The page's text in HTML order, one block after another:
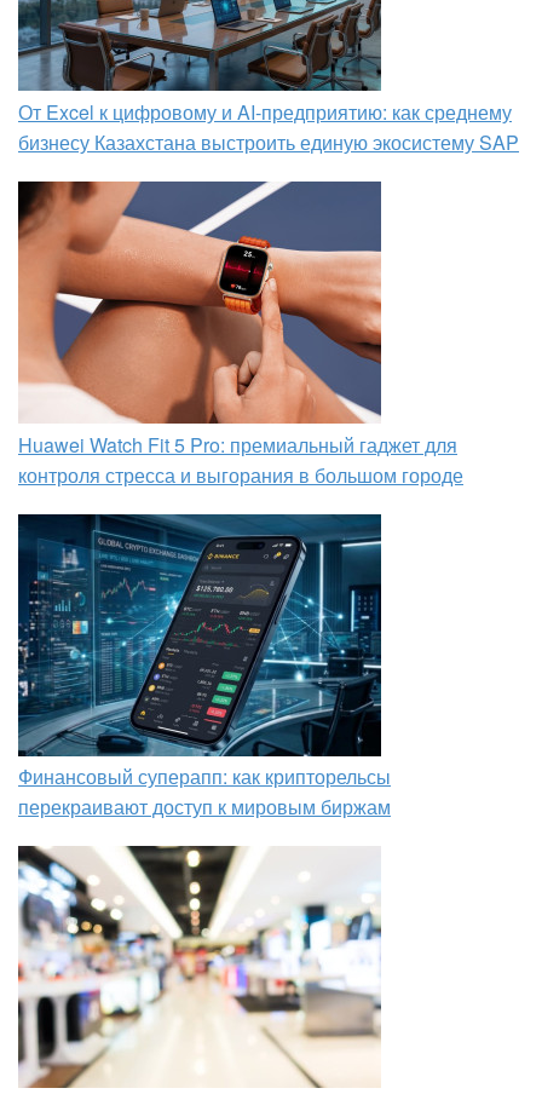
От Excel к цифровому и AI‑предприятию: как среднему
бизнесу Казахстана выстроить единую экосистему SAP
Huawei Watch Fit 5 Pro: премиальный гаджет для
контроля стресса и выгорания в большом городе
Финансовый суперапп: как крипторельсы
перекраивают доступ к мировым биржам